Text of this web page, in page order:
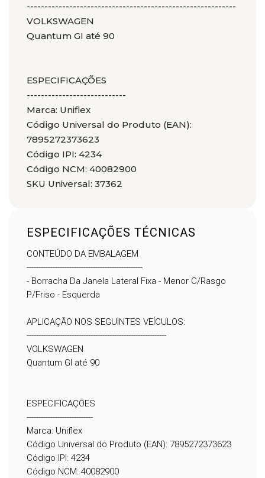
-----------------------------------------------------------
VOLKSWAGEN
Quantum GI até 90
ESPECIFICAÇÕES
----------------------------
Marca: Uniflex
Código Universal do Produto (EAN):
7895272373623
Código IPI: 4234
Código NCM: 40082900
SKU Universal: 37362
ESPECIFICAÇÕES TÉCNICAS
CONTEÚDO DA EMBALAGEM
-------------------------------------------------
- Borracha Da Janela Lateral Fixa - Menor C/Rasgo
P/Friso - Esquerda
APLICAÇÃO NOS SEGUINTES VEÍCULOS:
-----------------------------------------------------------
VOLKSWAGEN
Quantum GI até 90
ESPECIFICAÇÕES
----------------------------
Marca: Uniflex
Código Universal do Produto (EAN): 7895272373623
Código IPI: 4234
Código NCM: 40082900